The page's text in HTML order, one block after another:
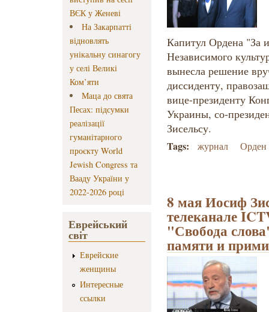
ВЄК у Женеві
На Закарпатті
відновлять
унікальну синагогу
у селі Великі
Ком’яти
Маца до свята
Песах: підсумки
реалізації
гуманітарного
проєкту World
Jewish Congress та
Вааду України у
2022-2026 році
Еврейський
світ
Еврейские
женщины
Интересные
ссылки
Капитул Ордена "За
Независимого
вынесла решение
диссиденту,
вице-президенту
Украины, со-
Зисельсу.
Tags: журнал Орден
8 мая Иосиф
телеканале
"Свобода
памяти и